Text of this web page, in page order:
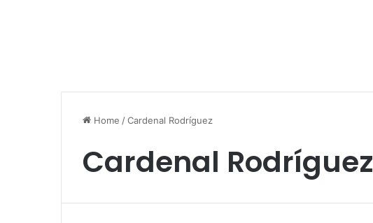
Home /Cardenal Rodríguez
Cardenal Rodríguez